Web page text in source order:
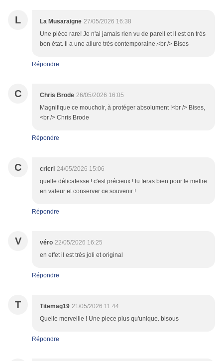
L La Musaraigne 27/05/2026 16:38
Une pièce rare! Je n'ai jamais rien vu de pareil et il est en très
bon état. Il a une allure très contemporaine.<br /> Bises
Répondre
C Chris Brode 26/05/2026 16:05
Magnifique ce mouchoir, à protéger absolument !<br /> Bises,
<br /> Chris Brode
Répondre
C cricri 24/05/2026 15:06
quelle délicatesse ! c'est précieux ! tu feras bien pour le mettre
en valeur et conserver ce souvenir !
Répondre
V véro 22/05/2026 16:25
en effet il est très joli et original
Répondre
T Titemag19 21/05/2026 11:44
Quelle merveille ! Une piece plus qu'unique. bisous
Répondre